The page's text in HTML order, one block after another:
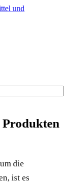
die
ist es